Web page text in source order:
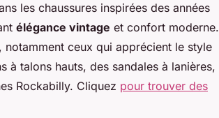
les chaussures inspirées des années
élégance vintage et confort moderne.
ceux qui apprécient le style
à talons hauts, des sandales à lanières,
Rockabilly. Cliquez pour trouver des